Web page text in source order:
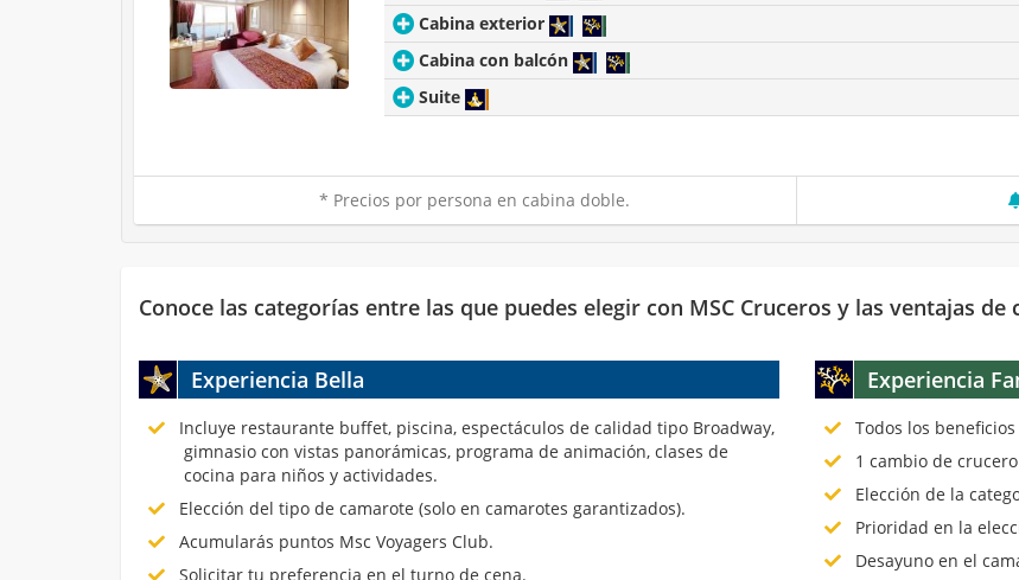
Cabina exterior
Cabina con balcón
Suite
* Precios por persona en cabina doble.
Conoce las categorías entre las que puedes elegir con MSC Cruceros y las ventajas de
Experiencia Bella
Incluye restaurante buffet, piscina, espectáculos de calidad tipo Broadway,
gimnasio con vistas panorámicas, programa de animación, clases de
cocina para niños y actividades.
Elección del tipo de camarote (solo en camarotes garantizados).
Acumularás puntos Msc Voyagers Club.
Solicitar tu preferencia en el turno de cena.
Experiencia
Todos los
1 cambio de
Elección de la
Prioridad en la
Desayuno en el